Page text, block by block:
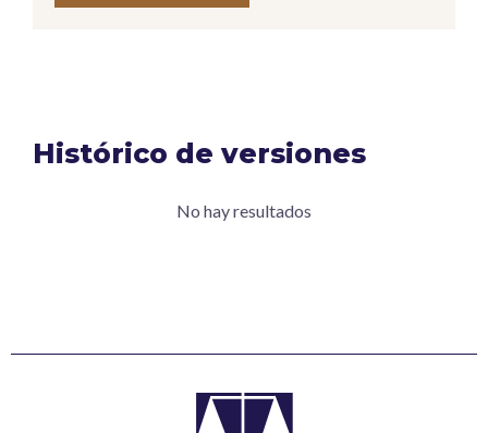
Histórico de versiones
No hay resultados